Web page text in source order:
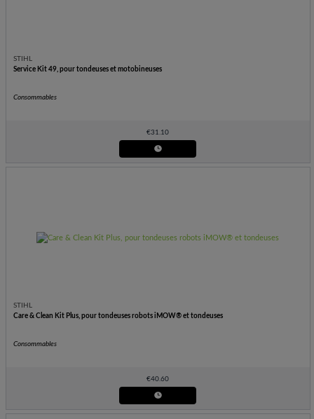
STIHL
Service Kit 49, pour tondeuses et motobineuses
Consommables
€31.10
STIHL
Care & Clean Kit Plus, pour tondeuses robots iMOW® et tondeuses
Consommables
€40.60